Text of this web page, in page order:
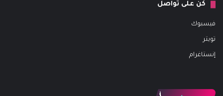
كن على تواصل
فيسبوك
تويتر
إنستاغرام